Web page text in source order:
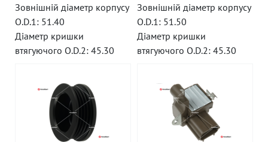
Зовнішній діаметр корпусу
O.D.1: 51.40
Діаметр кришки
втягуючого O.D.2: 45.30
Зовнішній діаметр корпусу
O.D.1: 51.50
Діаметр кришки
втягуючого O.D.2: 45.30